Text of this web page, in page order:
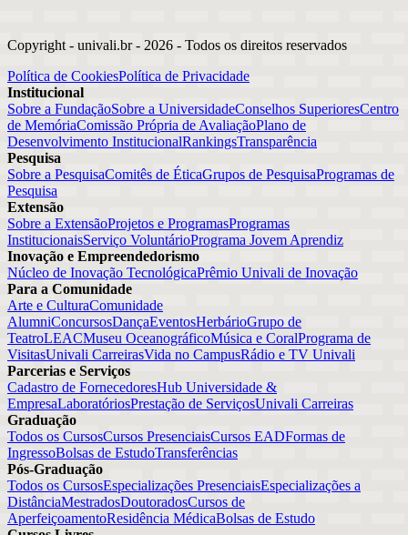
Copyright - univali.br - 2026 - Todos os direitos reservados
Política de CookiesPolítica de Privacidade
Institucional
Sobre a FundaçãoSobre a UniversidadeConselhos SuperioresCentro
de MemóriaComissão Própria de AvaliaçãoPlano de
Desenvolvimento InstitucionalRankingsTransparência
Pesquisa
Sobre a PesquisaComitês de ÉticaGrupos de PesquisaProgramas de
Pesquisa
Extensão
Sobre a ExtensãoProjetos e ProgramasProgramas
InstitucionaisServiço VoluntárioPrograma Jovem Aprendiz
Inovação e Empreendedorismo
Núcleo de Inovação TecnológicaPrêmio Univali de Inovação
Para a Comunidade
Arte e CulturaComunidade
AlumniConcursosDançaEventosHerbárioGrupo de
TeatroLEACMuseu OceanográficoMúsica e CoralPrograma de
VisitasUnivali CarreirasVida no CampusRádio e TV Univali
Parcerias e Serviços
Cadastro de FornecedoresHub Universidade &
EmpresaLaboratóriosPrestação de ServiçosUnivali Carreiras
Graduação
Todos os CursosCursos PresenciaisCursos EADFormas de
IngressoBolsas de EstudoTransferências
Pós-Graduação
Todos os CursosEspecializações PresenciaisEspecializações a
DistânciaMestradosDoutoradosCursos de
AperfeiçoamentoResidência MédicaBolsas de Estudo